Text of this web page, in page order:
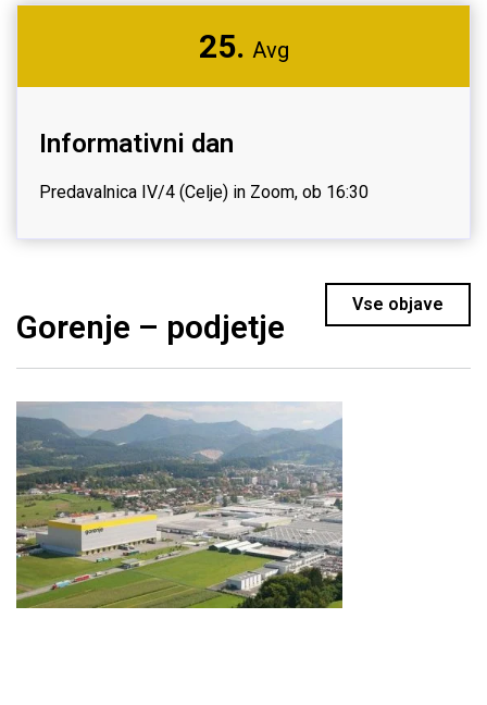
25. Avg
Informativni dan
Predavalnica IV/4 (Celje) in Zoom, ob 16:30
Vse objave
Gorenje – podjetje